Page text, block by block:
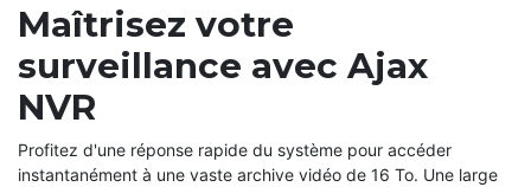
Maîtrisez votre
surveillance avec Ajax
NVR
Profitez d'une réponse rapide du système pour accéder
instantanément à une vaste archive vidéo de 16 To. Une large